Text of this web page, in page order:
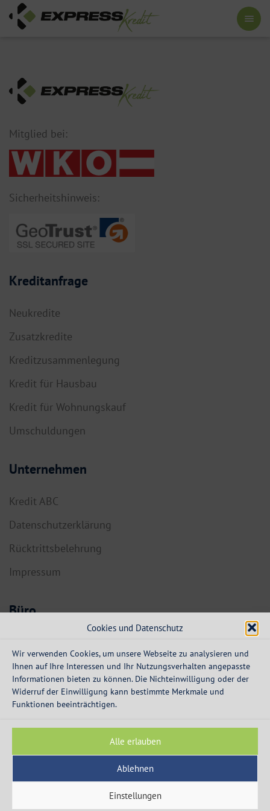
Cookies und Datenschutz
Wir verwenden Cookies, um unsere Webseite zu analysieren und
Ihnen auf Ihre Interessen und Ihr Nutzungsverhalten angepasste
Informationen bieten zu können. Die Nichteinwilligung oder der
Widerruf der Einwilligung kann bestimmte Merkmale und
Funktionen beeinträchtigen.
Alle erlauben
Ablehnen
Einstellungen
Mitglied bei:
Sicherheitshinweis:
Kreditanfrage
Neukredite
Zusatzkredite
Kreditzusammenlegung
Kredit für Hausbau
Kredit für Wohnungskauf
Umschuldungen
Unternehmen
Kredit ABC
Datenschutzerklärung
Rücktrittsbelehrung
Impressum
Büro
Dorf 55a
info@expresskredit.at
MO-DO:
08:30 – 12:30 Uhr
13:30 – 16:00 Uhr
© 2003 - 2026 - Express Kredit - die Spezialisten für